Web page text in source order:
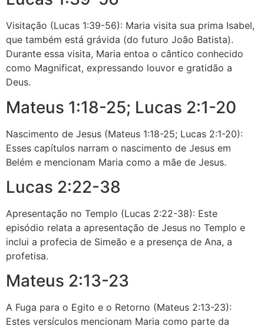
Visitação (Lucas 1:39-56): Maria visita sua prima Isabel,
que também está grávida (do futuro João Batista).
Durante essa visita, Maria entoa o cântico conhecido
como Magnificat, expressando louvor e gratidão a
Deus.
Mateus 1:18-25; Lucas 2:1-20
Nascimento de Jesus (Mateus 1:18-25; Lucas 2:1-20):
Esses capítulos narram o nascimento de Jesus em
Belém e mencionam Maria como a mãe de Jesus.
Lucas 2:22-38
Apresentação no Templo (Lucas 2:22-38): Este
episódio relata a apresentação de Jesus no Templo e
inclui a profecia de Simeão e a presença de Ana, a
profetisa.
Mateus 2:13-23
A Fuga para o Egito e o Retorno (Mateus 2:13-23):
Estes versículos mencionam Maria como parte da